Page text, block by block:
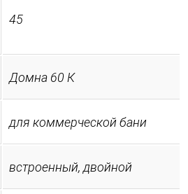
45
Домна 60 К
для коммерческой бани
встроенный, двойной